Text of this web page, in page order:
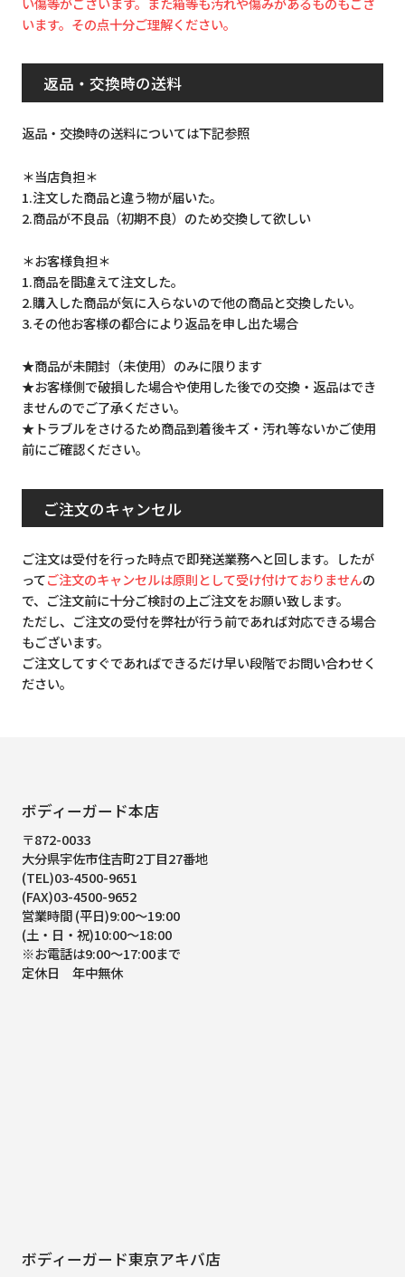
います。その点十分ご理解ください。
返品・交換時の送料
返品・交換時の送料については下記参照
＊当店負担＊
1.注文した商品と違う物が届いた。
2.商品が不良品（初期不良）のため交換して欲しい
＊お客様負担＊
1.商品を間違えて注文した。
2.購入した商品が気に入らないので他の商品と交換したい。
3.その他お客様の都合により返品を申し出た場合
★商品が未開封（未使用）のみに限ります
★お客様側で破損した場合や使用した後での交換・返品はでき
ませんのでご了承ください。
★トラブルをさけるため商品到着後キズ・汚れ等ないかご使用
前にご確認ください。
ご注文のキャンセル
ご注文は受付を行った時点で即発送業務へと回します。したが
ってご注文のキャンセルは原則として受け付けておりませんの
で、ご注文前に十分ご検討の上ご注文をお願い致します。
ただし、ご注文の受付を弊社が行う前であれば対応できる場合
もございます。
ご注文してすぐであればできるだけ早い段階でお問い合わせく
ださい。
ボディーガード本店
〒872-0033
大分県宇佐市住吉町2丁目27番地
(TEL)03-4500-9651
(FAX)03-4500-9652
営業時間 (平日)9:00～19:00
(土・日・祝)10:00～18:00
※お電話は9:00～17:00まで
定休日 年中無休
ボディーガード東京アキバ店